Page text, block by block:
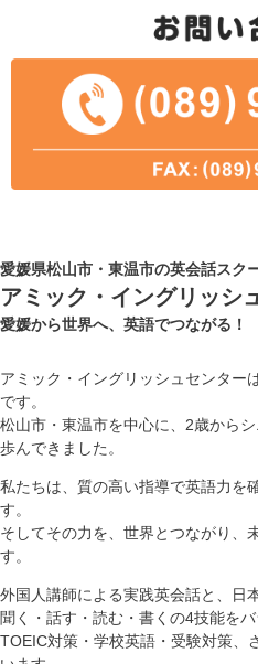
愛媛県松山市・東温市の英会話スク
アミック・イングリッシ
愛媛から世界へ、英語でつながる！
アミック・イングリッシュセンター
です。
松山市・東温市を中心に、2歳から
歩んできました。
私たちは、質の高い指導で英語力を
す。
そしてその力を、世界とつながり、
す。
外国人講師による実践英会話と、日
聞く・話す・読む・書くの4技能を
TOEIC対策・学校英語・受験対策、